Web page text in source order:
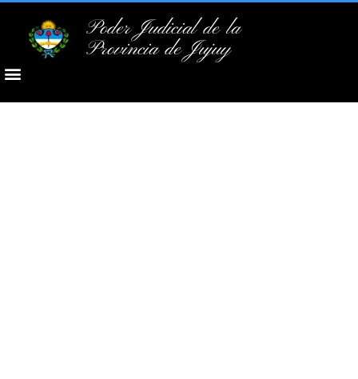
Poder Judicial de la
Provincia de Jujuy